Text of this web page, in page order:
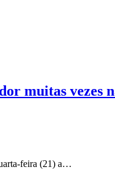
muitas vezes
feira (21) a…